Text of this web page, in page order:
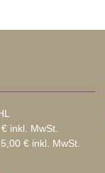
inkl. MwSt.
€ inkl. MwSt.